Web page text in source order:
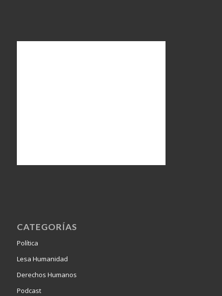
CATEGORÍAS
Política
Lesa Humanidad
Derechos Humanos
Podcast